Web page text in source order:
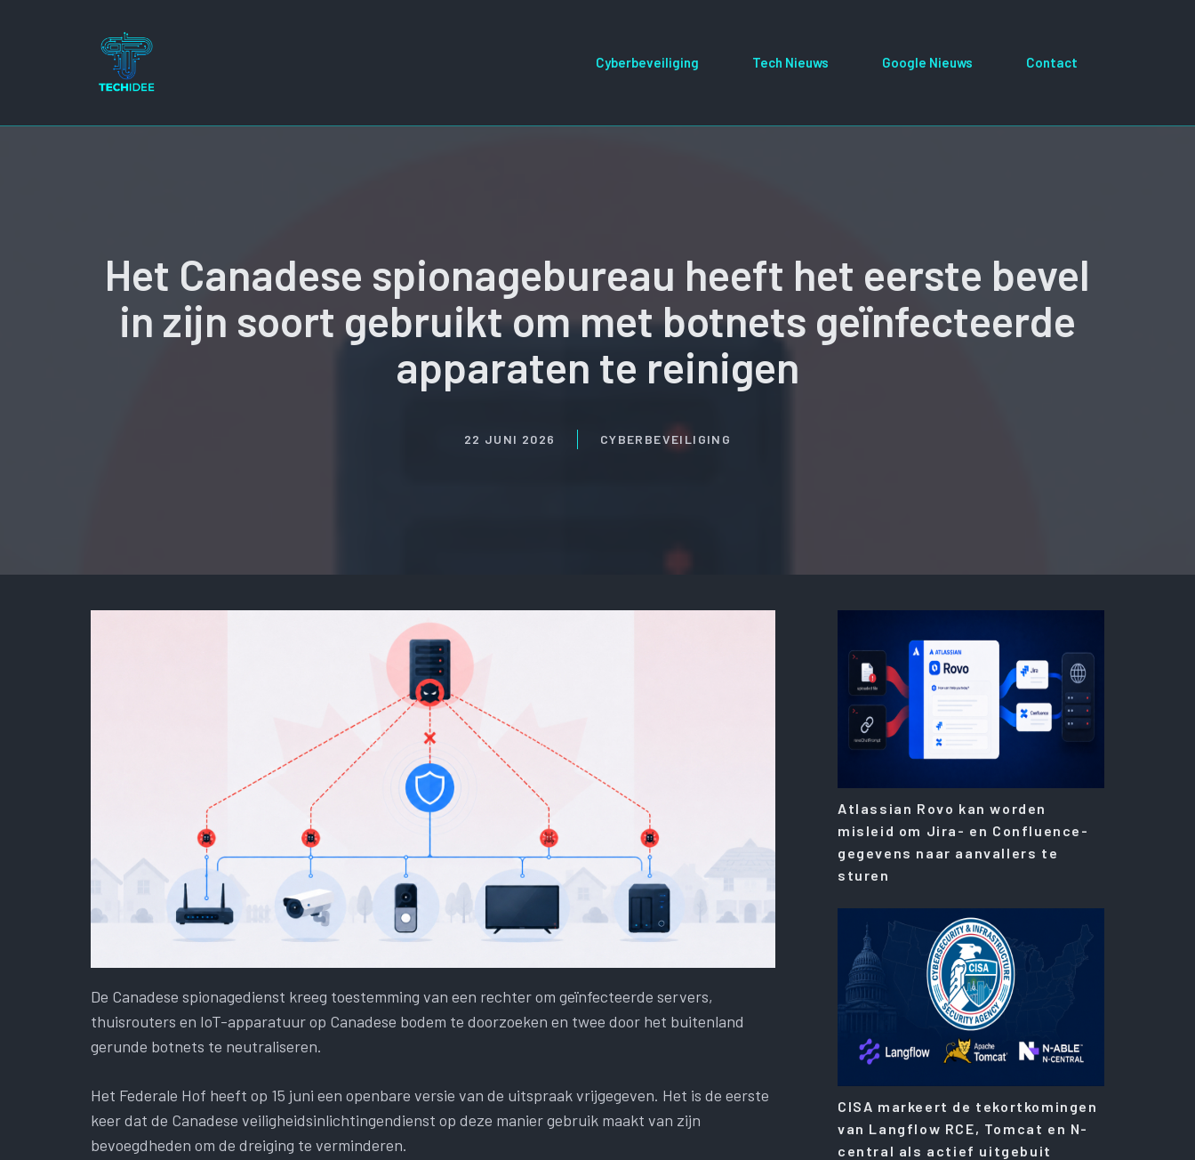
Cyberbeveiliging Tech Nieuws Google Nieuws Contact
Het Canadese spionagebureau heeft het eerste bevel
in zijn soort gebruikt om met botnets geïnfecteerde
apparaten te reinigen
22 JUNI 2026 CYBERBEVEILIGING
De Canadese spionagedienst kreeg toestemming van een rechter om geïnfecteerde servers,
thuisrouters en IoT-apparatuur op Canadese bodem te doorzoeken en twee door het buitenland
gerunde botnets te neutraliseren.
Het Federale Hof heeft op 15 juni een openbare versie van de uitspraak vrijgegeven. Het is de eerste
keer dat de Canadese veiligheidsinlichtingendienst op deze manier gebruik maakt van zijn
bevoegdheden om de dreiging te verminderen.
Atlassian Rovo kan worden
misleid om Jira- en Confluence-
gegevens naar aanvallers te
sturen
CISA markeert de tekortkomingen
van Langflow RCE, Tomcat en N-
central als actief uitgebuit